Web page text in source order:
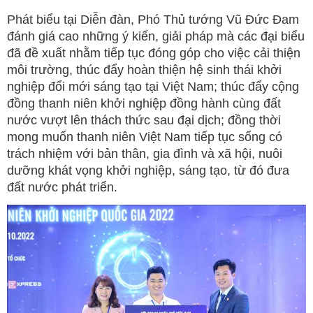
Phát biểu tại Diễn đàn, Phó Thủ tướng Vũ Đức Đam
đánh giá cao những ý kiến, giải pháp mà các đại biểu
đã đề xuất nhằm tiếp tục đóng góp cho việc cải thiện
môi trường, thúc đẩy hoàn thiện hệ sinh thái khởi
nghiệp đổi mới sáng tạo tại Việt Nam; thúc đẩy cộng
đồng thanh niên khởi nghiệp đồng hành cùng đất
nước vượt lên thách thức sau đại dịch; đồng thời
mong muốn thanh niên Việt Nam tiếp tục sống có
trách nhiệm với bản thân, gia đình và xã hội, nuôi
dưỡng khát vọng khởi nghiệp, sáng tạo, từ đó đưa
đất nước phát triển.